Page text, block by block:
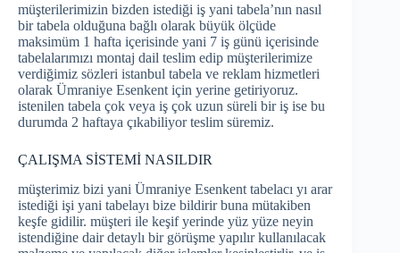
müşterilerimizin bizden istediği iş yani tabela’nın nasıl
bir tabela olduğuna bağlı olarak büyük ölçüde
maksimüm 1 hafta içerisinde yani 7 iş günü içerisinde
tabelalarımızı montaj dail teslim edip müşterilerimize
verdiğimiz sözleri istanbul tabela ve reklam hizmetleri
olarak Ümraniye Esenkent için yerine getiriyoruz.
istenilen tabela çok veya iş çok uzun süreli bir iş ise bu
durumda 2 haftaya çıkabiliyor teslim süremiz.
ÇALIŞMA SİSTEMİ NASILDIR
müşterimiz bizi yani Ümraniye Esenkent tabelacı yı arar
istediği işi yani tabelayı bize bildirir buna mütakiben
keşfe gidilir. müşteri ile keşif yerinde yüz yüze neyin
istendiğine dair detaylı bir görüşme yapılır kullanılacak